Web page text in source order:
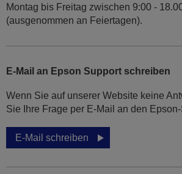
Montag bis Freitag zwischen 9:00 -
(ausgenommen an Feiertagen).
E-Mail an Epson Support schreiben
Wenn Sie auf unserer Website keine
Sie Ihre Frage per E-Mail an den
E-Mail schreiben